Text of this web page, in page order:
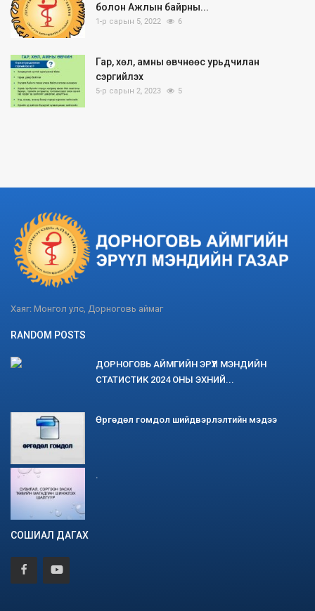
болон Ажлын байрны...
1-р сарын 5, 2022 6
Гар, хөл, амны өвчнөөс урьдчилан
сэргийлэх
5-р сарын 2, 2023 5
Хаяг: Монгол улс, Дорноговь аймаг
RANDOM POSTS
ДОРНОГОВЬ АЙМГИЙН ЭРҮҮЛ МЭНДИЙН
СТАТИСТИК 2024 ОНЫ ЭХНИЙ...
Өргөдөл гомдол шийдвэрлэлтийн мэдээ
.
СОШИАЛ ДАГАХ